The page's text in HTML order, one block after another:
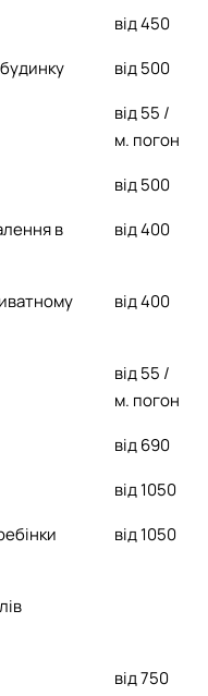
від 450
від 500
від 55 /
м. погон
від 500
в
від 400
від 400
від 55 /
м. погон
від 690
від 1050
від 1050
від 750